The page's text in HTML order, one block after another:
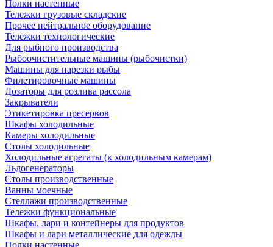
Полки настенные
Тележки грузовые складские
Прочее нейтральное оборудование
Тележки технологические
Для рыбного производства
Рыбоочистительные машины (рыбочистки)
Машины для нарезки рыбы
Филетировочные машины
Дозаторы для розлива рассола
Закрыватели
Этикетировка пресервов
Шкафы холодильные
Камеры холодильные
Столы холодильные
Холодильные агрегаты (к холодильным камерам)
Льдогенераторы
Столы производственные
Ванны моечные
Стеллажи производственные
Тележки функциональные
Шкафы, лари и контейнеры для продуктов
Шкафы и лари металлические для одежды
Полки настенные